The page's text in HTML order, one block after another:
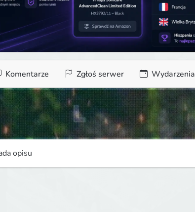
Komentarze Zgłoś serwer Wydarzenia
opisu